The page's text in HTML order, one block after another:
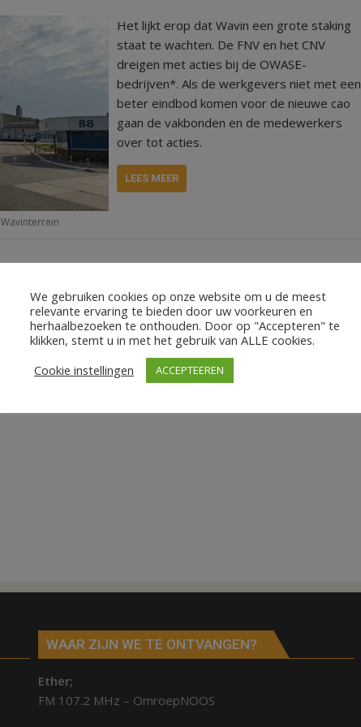
Het lijkt erop dat Wavin een grote staking
staat te wachten. De FNV en het CNV
dreigen met acties bij de OWASE-
bedrijven*. Als de werkgevers niet met een
beter eindbod komen voor de nieuwe cao
gaan de vakbonden en de medewerkers
over tot acties.
LEES MEER
Wavinterrein
WAAR ZIJN WE TE ONTVANGEN?
Ether;
FM 107.2 MHz – OmroepNOOS
We gebruiken cookies op onze website om u de meest
relevante ervaring te bieden door uw voorkeuren en
herhaalbezoeken te onthouden. Door op "Accepteren" te
klikken, stemt u in met het gebruik van ALLE cookies.
Cookie instellingen
ACCEPTEEREN